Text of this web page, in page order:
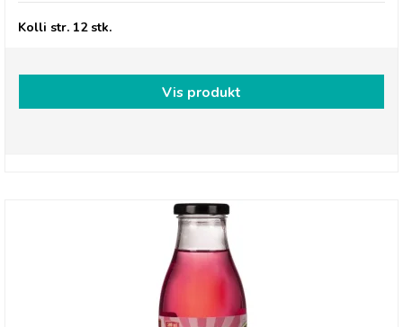
Kolli str. 12 stk.
Vis produkt